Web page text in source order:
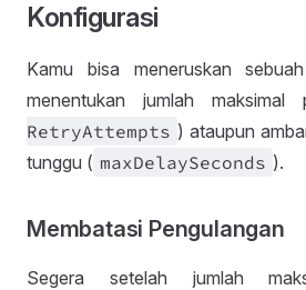
Konfigurasi
Kamu bisa meneruskan
menentukan jumlah maksimal
RetryAttempts ) ataupun
tunggu ( maxDelaySeconds ).
Membatasi Pengulangan
Segera setelah jumlah